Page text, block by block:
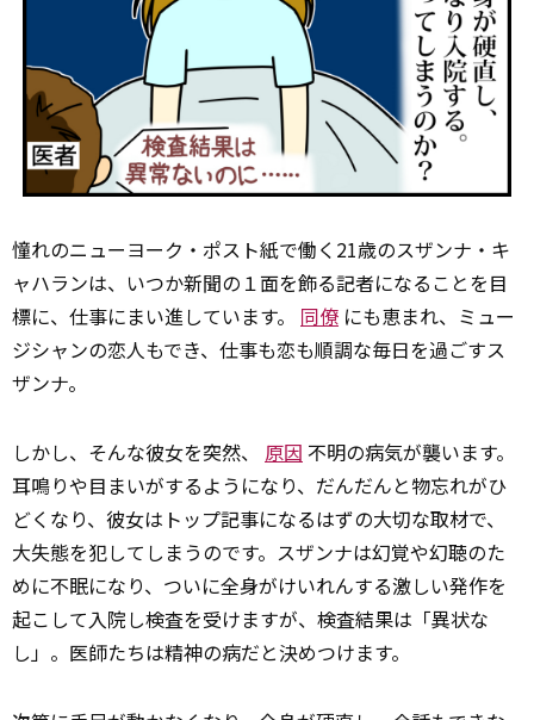
憧れのニューヨーク・ポスト紙で働く21歳のスザンナ・キ
ャハランは、いつか新聞の１面を飾る記者になることを目
標に、仕事にまい進しています。 同僚 にも恵まれ、ミュー
ジシャンの恋人もでき、仕事も恋も順調な毎日を過ごすス
ザンナ。
しかし、そんな彼女を突然、 原因 不明の病気が襲います。
耳鳴りや目まいがするようになり、だんだんと物忘れがひ
どくなり、彼女はトップ記事になるはずの大切な取材で、
大失態を犯してしまうのです。スザンナは幻覚や幻聴のた
めに不眠になり、ついに全身がけいれんする激しい発作を
起こして入院し検査を受けますが、検査結果は「異状な
し」。医師たちは精神の病だと決めつけます。